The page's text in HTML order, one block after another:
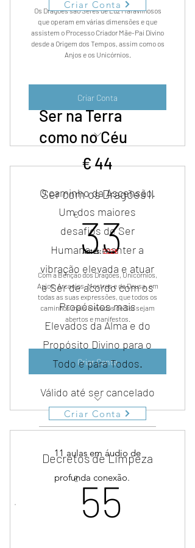
Os Dragões são Seres de Luz Maravilhosos
que operam em várias dimensões e que
assistem o Processo Criador Mãe-Pai Divino
desde a Origem dos Tempos, assim como os
Anjos e os Unicórnios.
Criar Conta
conexão.
Ser com os Dragões II
€3333€
Com a Benção dos Dragões, Unicórnios,
Anjos, Arcanjos, Mestres e da Deusa, em
todas as suas expressões, que todos os
caminhos mais elevados de Ser sejam
abertos e manifestos.
Criar Conta
11 aulas em áudio de profunda
conexão.
Decretos de Limpeza
€ 5555€
Ser na Terra
como no Céu
€44
O caminho da Ascensão.
Um dos maiores
desafios de Ser
Humano é manter a
vibração elevada e atuar
e Ser de acordo com os
Propósitos mais
Elevados da Alma e do
Propósito Divino para o
Todo e para Todos.
Válido até ser cancelado
11 aulas em áudio de
profunda conexão.
Criar Conta
Criar Conta
Antes:222€